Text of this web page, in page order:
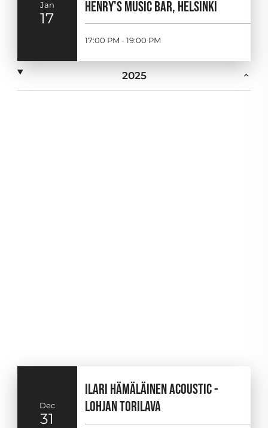
Jan
17
HENRY'S MUSIC BAR, HELSINKI
17:00 PM - 19:00 PM
2025
Dec
31
ILARI HÄMÄLÄINEN ACOUSTIC -
LOHJAN TORILAVA